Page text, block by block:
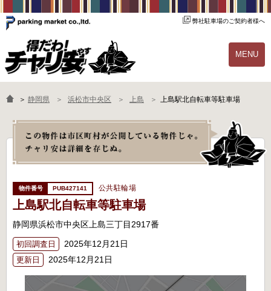
弊社駐車場のご契約者様へ
MENU
物件一覧 ご契約の流れ
よくあるご質問 駐輪場オーナー様へ
＞ 静岡県 浜松市中央区 上島 上島駅北自転車等駐車場
PUB427141 公共駐輪場
上島駅北自転車等駐車場
静岡県浜松市中央区上島三丁目2917番
初回調査日 2025年12月21日
更新日 2025年12月21日